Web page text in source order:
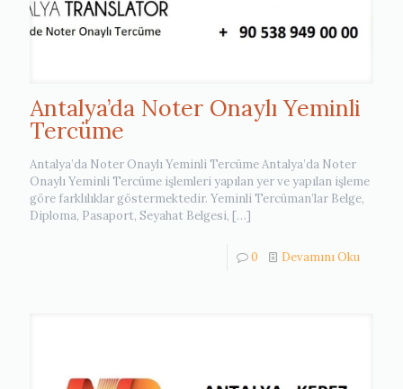
Antalya’da Noter Onaylı Yeminli
Tercüme
Antalya’da Noter Onaylı Yeminli Tercüme Antalya’da Noter
Onaylı Yeminli Tercüme işlemleri yapılan yer ve yapılan işleme
göre farklılıklar göstermektedir. Yeminli Tercüman’lar Belge,
Diploma, Pasaport, Seyahat Belgesi, […]
0 Devamını Oku